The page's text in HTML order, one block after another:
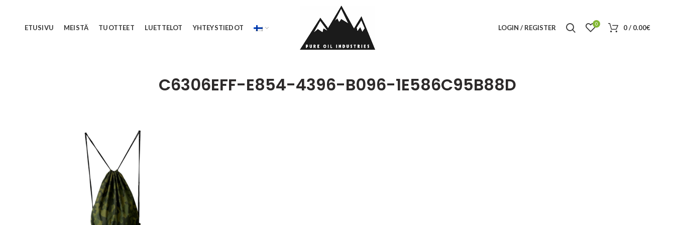
ETUSIVU MEISTÄ TUOTTEET LUETTELOT YHTEYSTIEDOT LOGIN / REGISTER 0 0/ 0.00€
C6306EFF-E854-4396-B096-1E586C95B88D